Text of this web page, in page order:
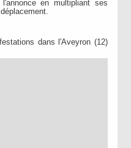
en multipliant ses
dans l'Aveyron (12)